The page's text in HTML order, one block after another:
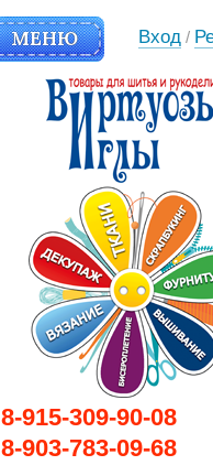
8-915-309-90-08
8-903-783-09-68
МЕНЮ
Вирутозы иглы. Товары
шитья и рукоделья
Вход /